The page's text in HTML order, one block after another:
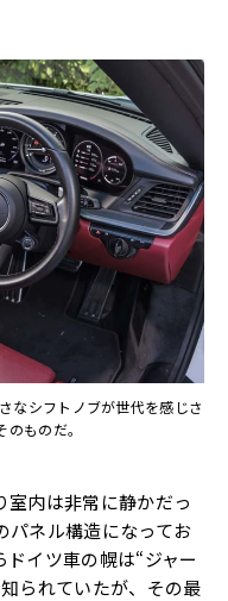
なシフトノブが世代を感じさ
ものだ。
室内は非常に静かだっ
パネル構造になってお
イツ車の幌は“ジャー
られていたが、その最